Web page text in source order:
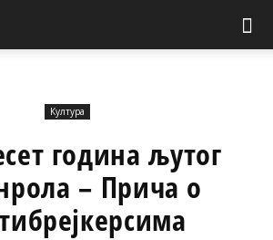
Култура
година љутог
– Прича о